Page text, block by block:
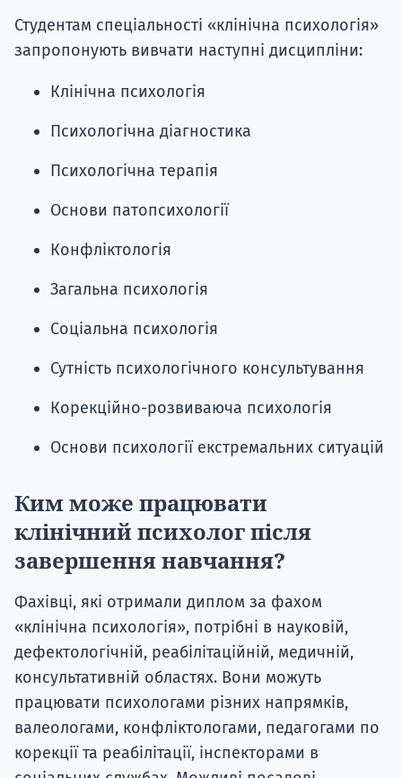
Студентам спеціальності «клінічна психологія»
запропонують вивчати наступні дисципліни:
Клінічна психологія
Психологічна діагностика
Психологічна терапія
Основи патопсихології
Конфліктологія
Загальна психологія
Соціальна психологія
Сутність психологічного консультування
Корекційно-розвиваюча психологія
Основи психології екстремальних ситуацій
Ким може працювати
клінічний психолог після
завершення навчання?
Фахівці, які отримали диплом за фахом
«клінічна психологія», потрібні в науковій,
дефектологічній, реабілітаційній, медичній,
консультативній областях. Вони можуть
працювати психологами різних напрямків,
валеологами, конфліктологами, педагогами по
корекції та реабілітації, інспекторами в